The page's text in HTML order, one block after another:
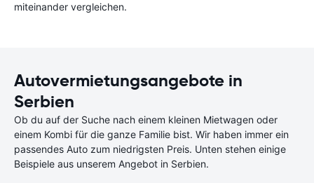
miteinander vergleichen.
Autovermietungsangebote in
Serbien
Ob du auf der Suche nach einem kleinen Mietwagen oder
einem Kombi für die ganze Familie bist. Wir haben immer ein
passendes Auto zum niedrigsten Preis. Unten stehen einige
Beispiele aus unserem Angebot in Serbien.